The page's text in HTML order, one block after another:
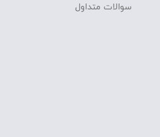
سوالات متداول